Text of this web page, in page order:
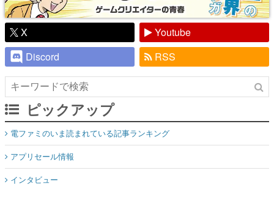
Discord
RSS
ピックアップ
電ファミのいま読まれている記事ランキング
アプリセール情報
インタビュー
連載・特集一覧